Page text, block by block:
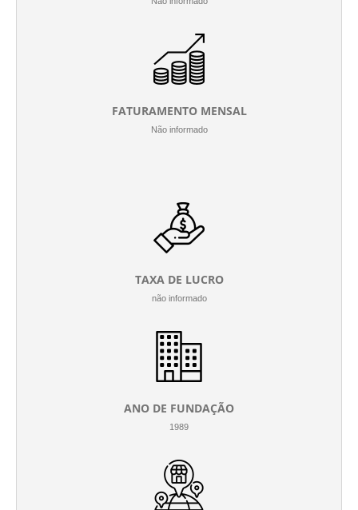
FATURAMENTO MENSAL
Não informado
TAXA DE LUCRO
não informado
ANO DE FUNDAÇÃO
1989